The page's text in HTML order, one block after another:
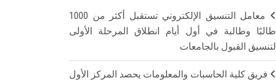
معامل التنسيق الإلكتروني تستقبل أكثر من 1000
طالبًا وطالبة في أول أيام انطلاق المرحلة الأولى
لتنسيق القبول بالجامعات
فريق كلية الحاسبات والمعلومات يحصد المركز الأول